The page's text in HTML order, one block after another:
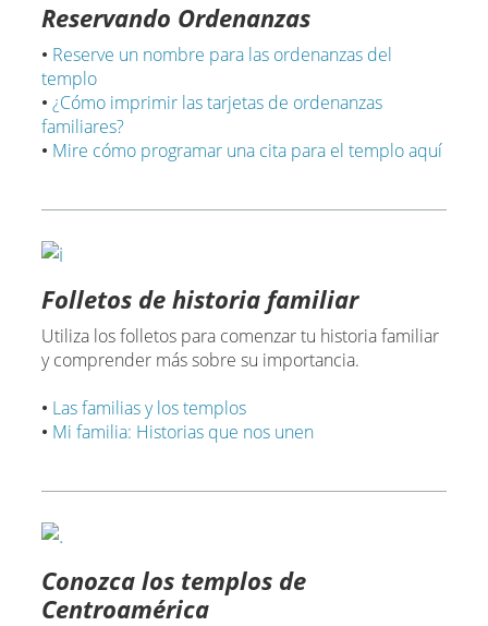
Reservando Ordenanzas
• Reserve un nombre para las ordenanzas del
templo
• ¿Cómo imprimir las tarjetas de ordenanzas
familiares?
• Mire cómo programar una cita para el templo aquí
Folletos de historia familiar
Utiliza los folletos para comenzar tu historia familiar
y comprender más sobre su importancia.
• Las familias y los templos
• Mi familia: Historias que nos unen
Conozca los templos de
Centroamérica